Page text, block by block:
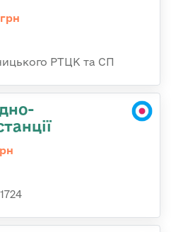
РТЦК та СП